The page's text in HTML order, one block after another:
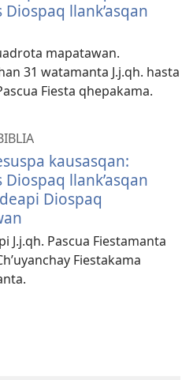
Diospaq llank’asqan
mapatawan.
31 watamanta J.j.qh. hasta
Fiesta qhepakama.
kausasqan:
Diospaq llank’asqan
Diospaq
J.j.qh. Pascua Fiestamanta
Fiestakama